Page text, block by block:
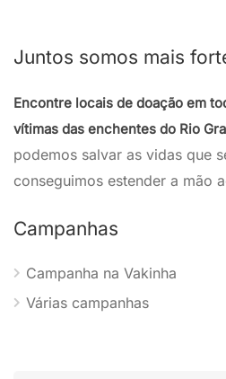
Juntos somos mais
Encontre locais de doação em
vítimas das enchentes do Rio
podemos salvar as vidas que
conseguimos estender a mão
Campanhas
Campanha na Vakinha
Várias campanhas